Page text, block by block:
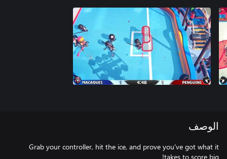
الوصف
Grab your controller, hit the ice, and prove you've got what it